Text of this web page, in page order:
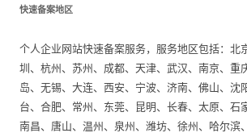
快速备案地区
个人企业网站快速备案服务，服务地区包括：北
圳、杭州、苏州、成都、天津、武汉、南京、重
岛、无锡、大连、西安、宁波、济南、佛山、沈
台、合肥、常州、东莞、昆明、长春、太原、石
南昌、唐山、温州、泉州、潍坊、徐州、哈尔滨